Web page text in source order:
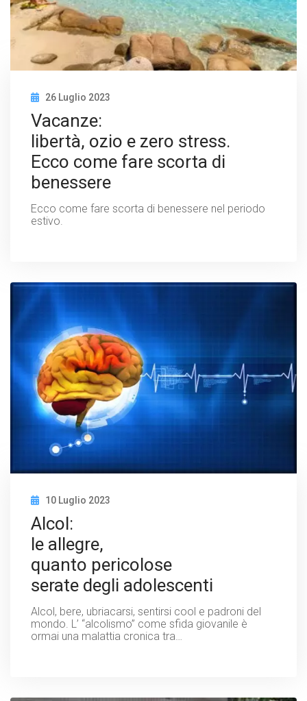
26 Luglio 2023
Vacanze:
libertà, ozio e zero stress.
Ecco come fare scorta di
benessere
Ecco come fare scorta di benessere nel periodo
estivo.
10 Luglio 2023
Alcol:
le allegre,
quanto pericolose
serate degli adolescenti
Alcol, bere, ubriacarsi, sentirsi cool e padroni del
mondo. L’ “alcolismo” come sfida giovanile è
ormai una malattia cronica tra…